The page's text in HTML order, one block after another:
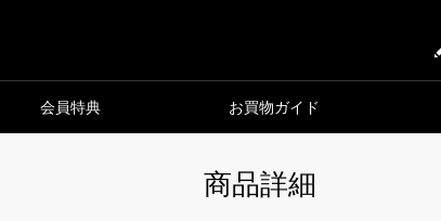
会員特典 お買物ガイド
商品詳細